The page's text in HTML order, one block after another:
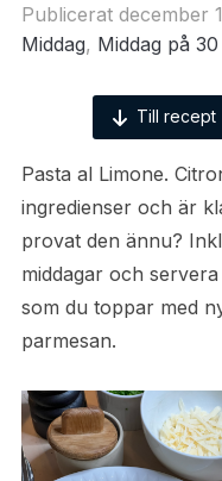
Publicerat december
Middag, Middag på
Till recept
Pasta al Limone.
ingredienser och är
provat den ännu?
middagar och
som du toppar med
parmesan.